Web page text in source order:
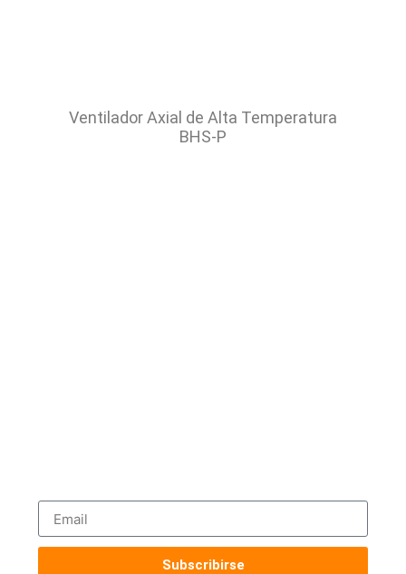
Ventilador Axial de Alta Temperatura
BHS-P
Subscribirse